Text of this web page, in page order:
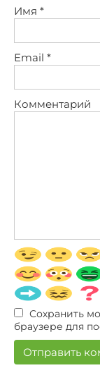
Имя *
Email *
Комментарий
Сохранить
браузере для